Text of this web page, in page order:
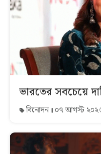
ভারতের সবচেয়ে
বিনোদন ০৭ আগস্ট